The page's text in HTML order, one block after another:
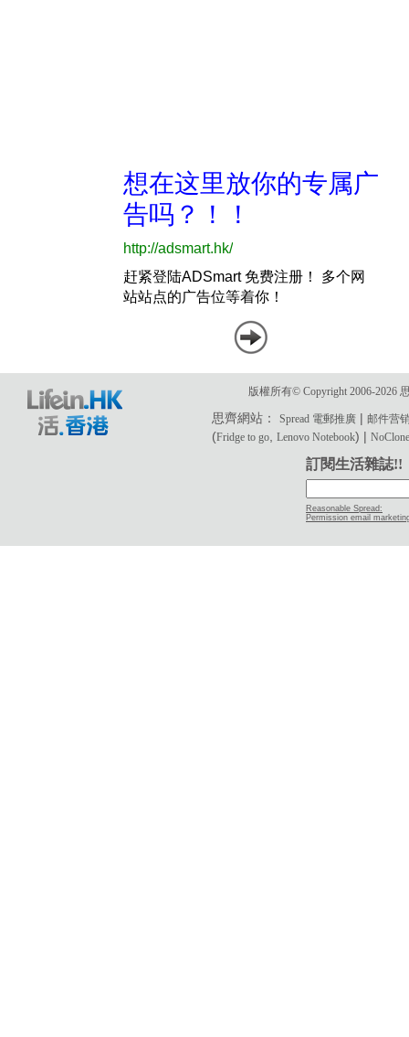
版權所有© Copyright 2006-2026
思齊網站：Spread 電郵推廣 |邮件营
(Fridge to go ,Lenovo Notebook) |